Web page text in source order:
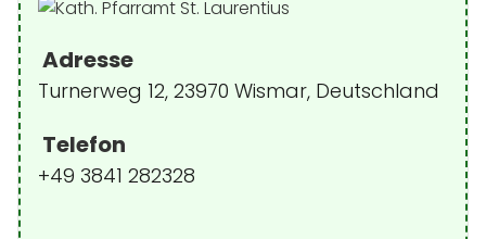
Adresse
Turnerweg 12, 23970 Wismar, Deutschland
Telefon
+49 3841 282328